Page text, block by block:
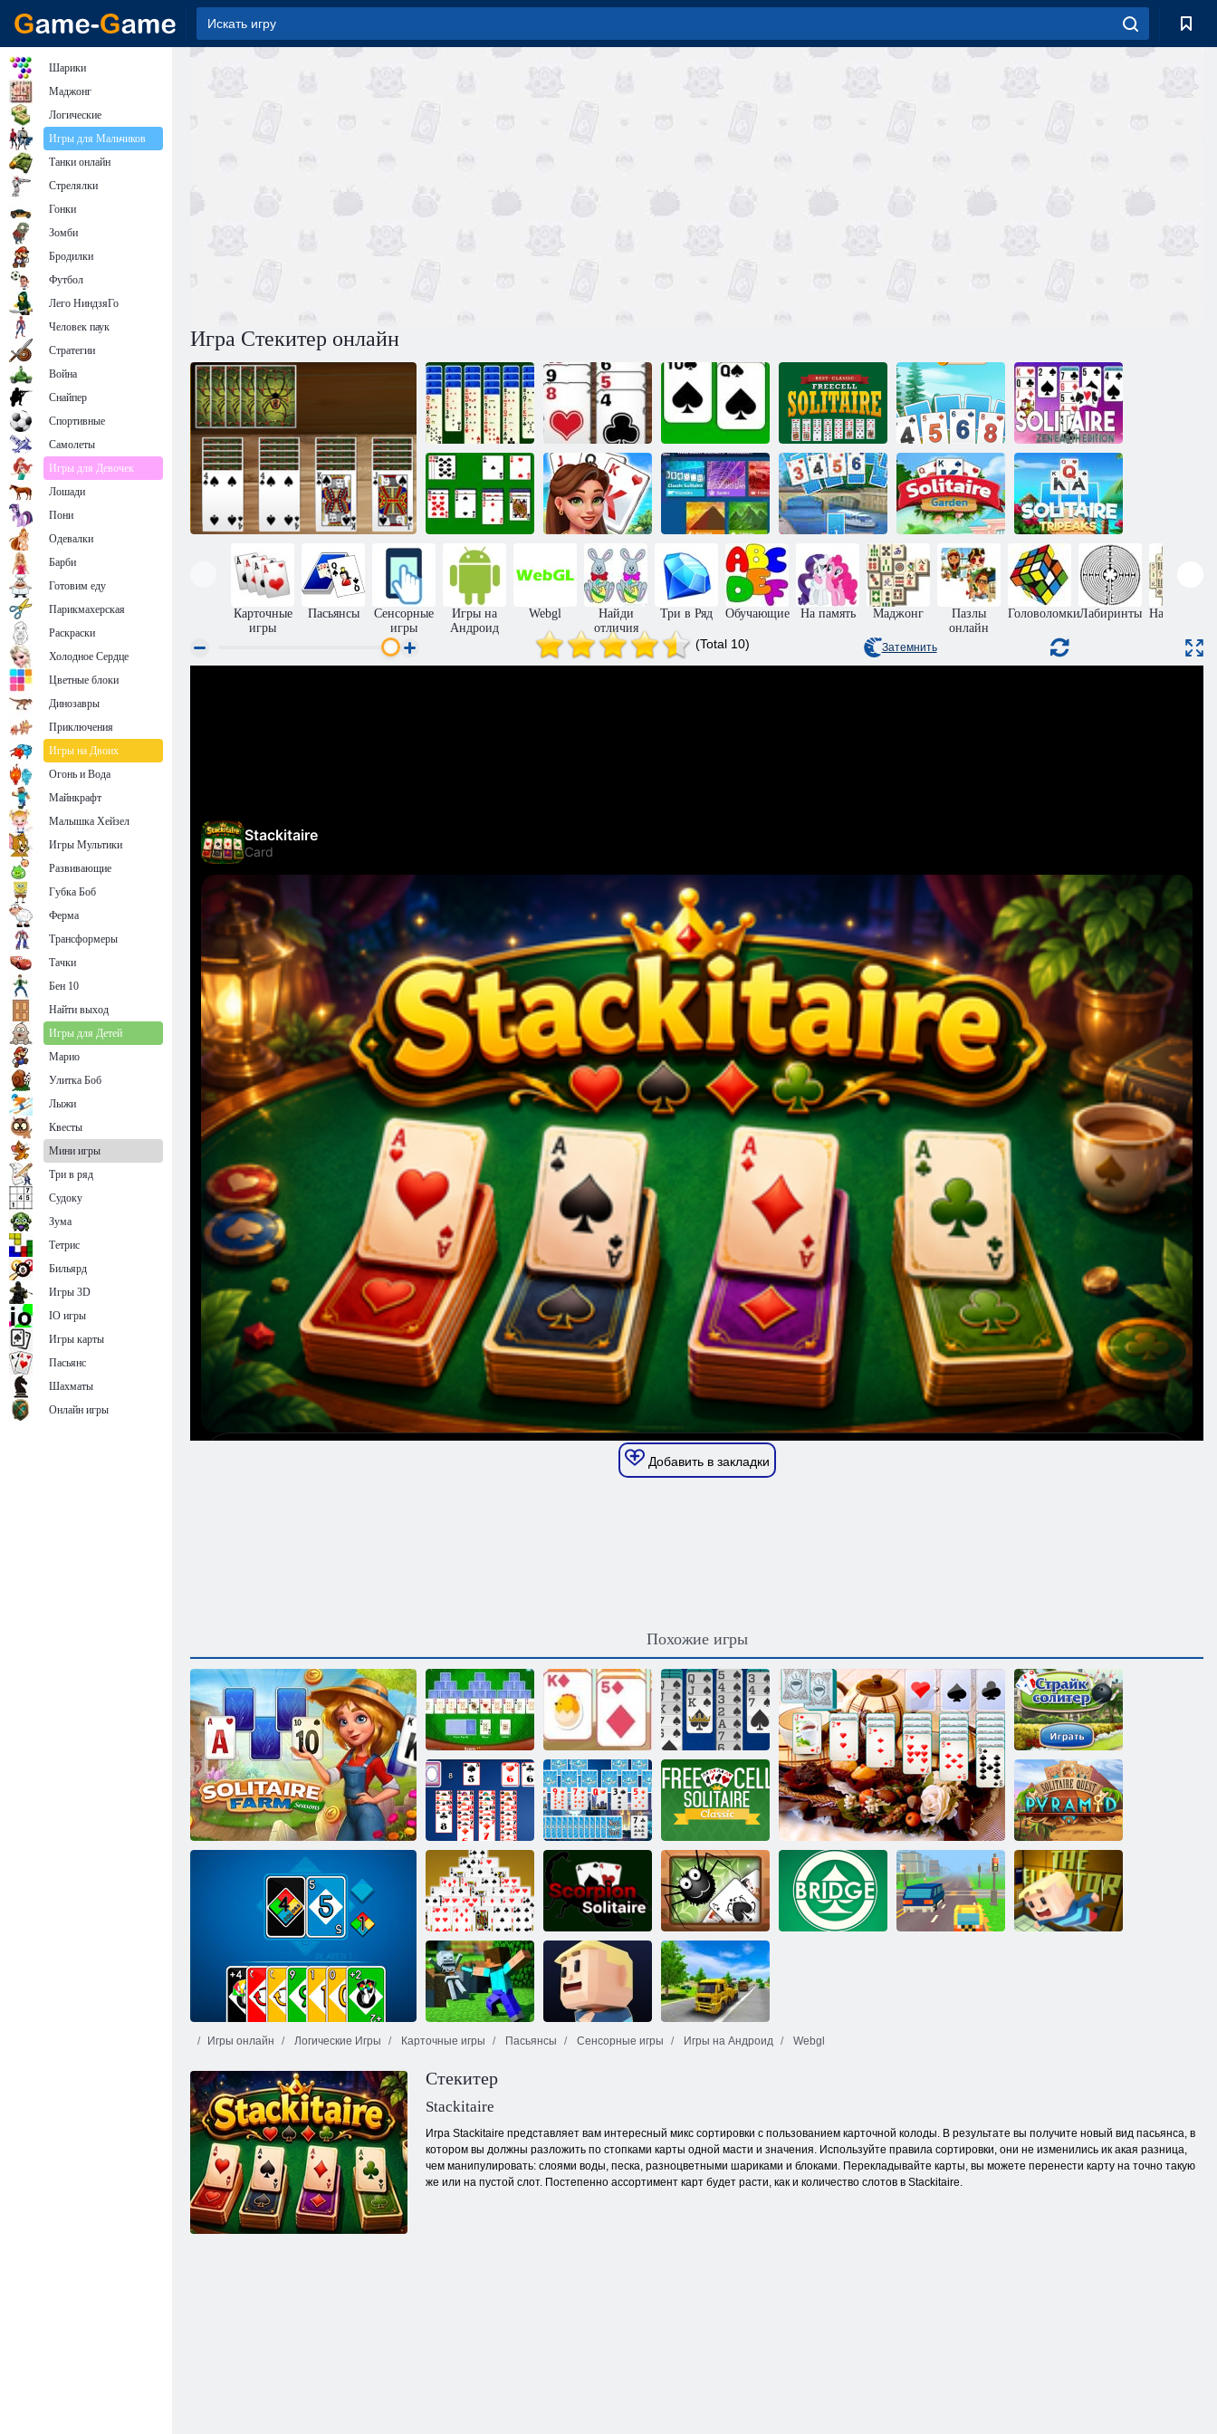
Игра Стекитер онлайн
Пасьянс Паук 2
Западный
пасьянс
Классический
солитер
Лучший
классический
пасьянс солитер
История
пасьянса:
Триплекс
Пасьянс дзен
земля издание
Пасьянс
косынка
Короли и
Дамы: Пасьянс
Три Пика
Коллекция
пасьянсов
(Майкрософт)
История
пасьянса 2
Садовый
Пасьянс Три
Карточные
игры
Пасьянсы
Сенсорные
игры
Игры на
Андроид
Webgl
Найди
отличия
Три в Ряд Обучающие На память Маджонг
Пазлы
онлайн
ГоловоломкиЛабиринты Настольные
(Total 10) Затемнить
Добавить в закладки
Похожие игры
Ферма пасьянсов:: Времена года
Пасьянс Три
Пикс
Класический
пасьян солитер
Пасьянс Паук 1
масть
Страйк
Солитер
Египетские
воры
Пасьянс
небоскрёб
Четыре цвета
Класический
пасьянс :
Свободная
клетка
Солитер: Квест
пирамиды
Пасьянс
пирамида
Пасьянс
Скорпион
Удивительный
пасьянс паука
Блочный мир
Игры онлайн Логические Игры Карточные игры Пасьянсы Сенсорные игры Игры на Андроид Webgl
Стекитер
Stackitaire
Игра Stackitaire представляет вам интересный микс сортировки с пользованием карточной колоды. В результате вы получите новый вид пасьянса, в
котором вы должны разложить по стопками карты одной масти и значения. Используйте правила сортировки, они не изменились ик акая разница,
чем манипулировать: слоями воды, песка, разноцветными шариками и блоками. Перекладывайте карты, вы можете перенести карту на точно такую
же или на пустой слот. Постепенно ассортимент карт будет расти, как и количество слотов в Stackitaire.
Шарики
Маджонг
Логические
Игры для Мальчиков
Танки онлайн
Стрелялки
Гонки
Зомби
Бродилки
Футбол
Лего НиндзяГо
Человек паук
Стратегии
Война
Снайпер
Спортивные
Самолеты
Игры для Девочек
Лошади
Пони
Одевалки
Барби
Готовим еду
Парикмахерская
Раскраски
Холодное Сердце
Цветные блоки
Динозавры
Приключения
Игры на Двоих
Огонь и Вода
Майнкрафт
Малышка Хейзел
Игры Мультики
Развивающие
Губка Боб
Ферма
Трансформеры
Тачки
Бен 10
Найти выход
Игры для Детей
Марио
Улитка Боб
Лыжи
Квесты
Мини игры
Три в ряд
Судоку
Зума
Тетрис
Бильярд
Игры 3D
IO игры
Игры карты
Пасьянс
Шахматы
Онлайн игры